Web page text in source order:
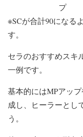
プ
※SCが合計90になる
す。
セラのおすすめスキ
一例です。
基本的にはMPアッ
成し、ヒーラーとし
う。